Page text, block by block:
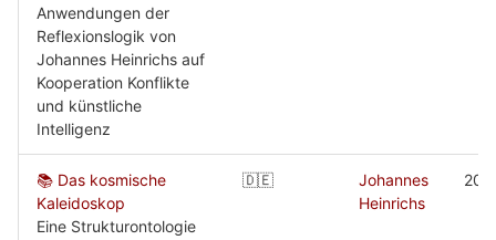
Anwendungen der
Reflexionslogik von
Johannes Heinrichs auf
Kooperation Konflikte
und künstliche
Intelligenz
📚 Das kosmische
Kaleidoskop
Eine Strukturontologie
🇩🇪
Johannes
Heinrichs